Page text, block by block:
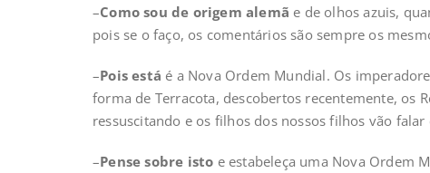
–Como sou de origem alemã e de olhos azuis,
pois se o faço, os comentários são sempre os
–Pois está é a Nova Ordem Mundial. Os
forma de Terracota, descobertos recentemente, os
ressuscitando e os filhos dos nossos filhos vão
–Pense sobre isto e estabeleça uma Nova Ordem